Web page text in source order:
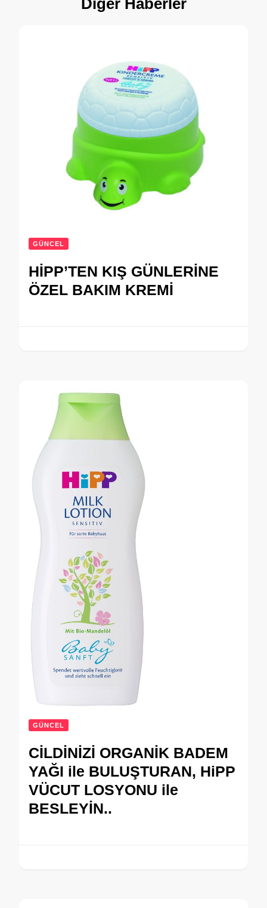
GÜNCEL
HİPP’TEN KIŞ GÜNLERİNE
ÖZEL BAKIM KREMİ
GÜNCEL
CİLDİNİZİ ORGANİK BADEM
YAĞI ile BULUŞTURAN, HiPP
VÜCUT LOSYONU ile
BESLEYİN..